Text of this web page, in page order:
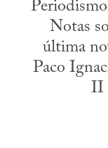
Notas
última
Paco
II